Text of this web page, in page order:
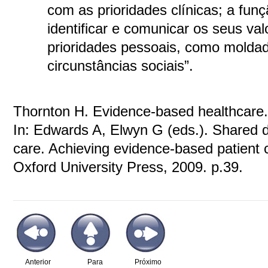
com as prioridades clínicas; a
identificar e comunicar os seus
prioridades pessoais, como
circunstâncias sociais”.
Thornton H. Evidence-based
In: Edwards A, Elwyn G (eds.). Shared
care. Achieving evidence-based patient
Oxford University Press, 2009. p.39.
Para
Anterior Próximo